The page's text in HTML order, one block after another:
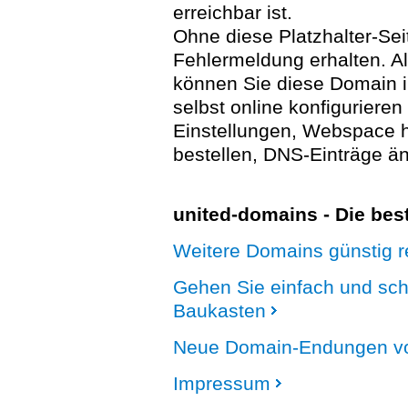
erreichbar ist.
Ohne diese Platzhalter-
Fehlermeldung erhalten.
können Sie diese Domain
selbst online
Einstellungen, Webspace
bestellen, DNS-Einträge
united-domains - Die
Weitere Domains günstig
Gehen Sie einfach und
Baukasten
Neue Domain-Endungen
Impressum